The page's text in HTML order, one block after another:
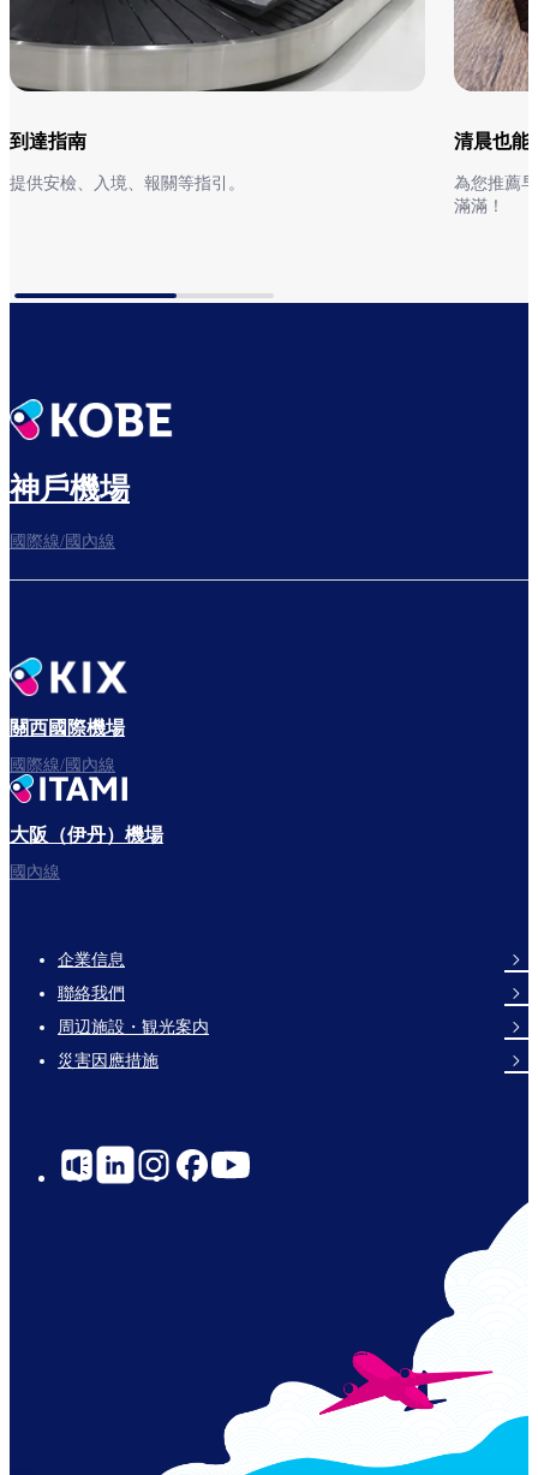
到達指南
提供安檢、入境、報關等指引。
清晨也能
為您推薦
滿滿！
神戶機場
國際線/國內線
關西國際機場
國際線/國內線
大阪（伊丹）機場
國內線
Footer
Links
企業信息
聯絡我們
周辺施設・観光案内
災害因應措施
Social